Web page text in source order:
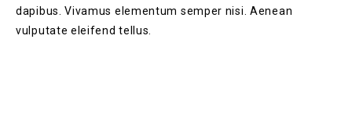
dapibus. Vivamus elementum semper nisi. Aenean
vulputate eleifend tellus.